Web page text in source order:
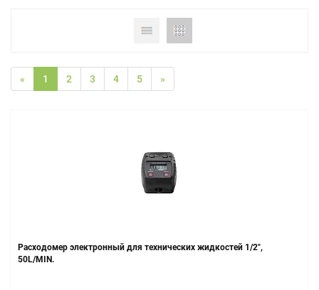
« 1 2 3 4 5 »
Расходомер электронный для технических жидкостей 1/2",
50L/MIN.